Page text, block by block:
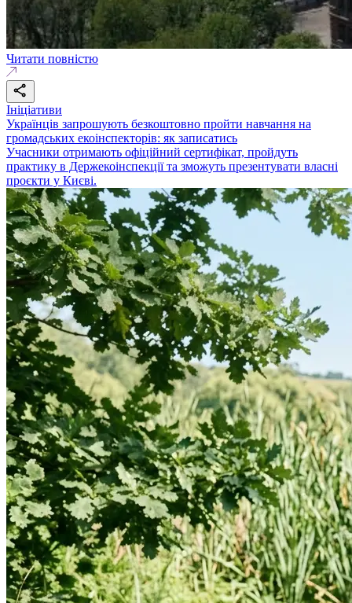
Читати повністю
Ініціативи
Українців запрошують безкоштовно пройти навчання на
громадських екоінспекторів: як записатись
Учасники отримають офіційний сертифікат, пройдуть
практику в Держекоінспекції та зможуть презентувати власні
проєкти у Києві.